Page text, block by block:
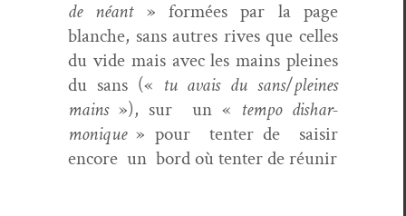
de néant» for­mées par la page
blanche, sans autres rives que celles
du vide mais avec les mains pleines
du sans (« tu avais du sans/pleines
mains»), sur un « tem­po dishar­
monique» pour ten­ter de saisir
encore un bord où ten­ter de réunir